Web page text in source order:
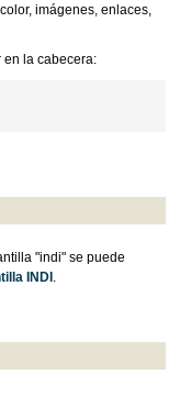
imágenes, enlaces,
en la cabecera:
"indi" se puede
INDI .